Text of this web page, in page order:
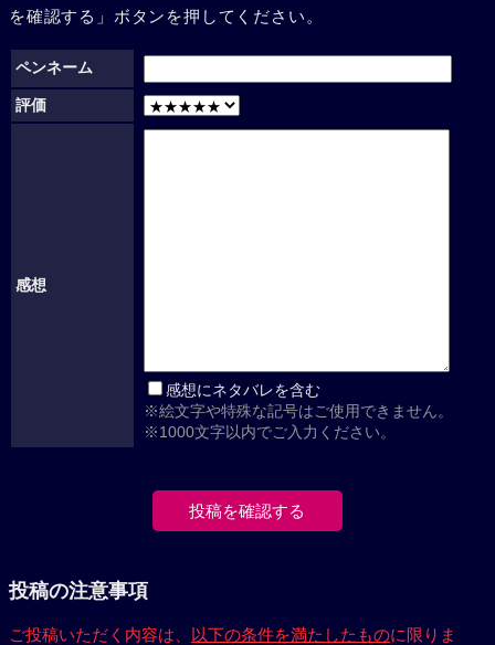
を確認する」ボタンを押してください。
ペンネーム
評価
感想
感想にネタバレを含む
※絵文字や特殊な記号はご使用できません。
※1000文字以内でご入力ください。
投稿の注意事項
ご投稿いただく内容は、 以下の条件を満たしたものに限りま